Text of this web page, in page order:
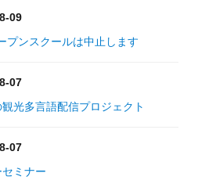
09
プンスクールは中止します
07
光多言語配信プロジェクト
07
ミナー